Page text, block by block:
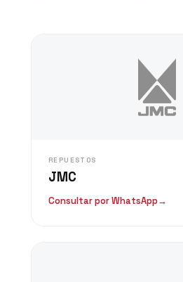
REPUESTOS
JMC
Consultar por WhatsApp→